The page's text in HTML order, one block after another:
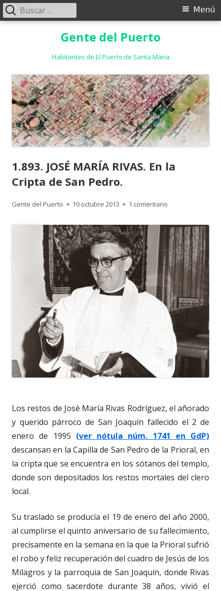
Gente del Puerto
Habitantes de El Puerto de Santa María
Menú
Menú
Buscar:
1.893. JOSÉ MARÍA RIVAS. En la
Cripta de San Pedro.
Autor
Gente del Puerto
Publicado
10 octubre 2013 1 comentario
Los restos de José María Rivas Rodríguez, el añorado
y querido párroco de San Joaquín fallecido el 2 de
enero de 1995 (ver nótula núm. 1741 en GdP)
descansan en la Capilla de San Pedro de la Prioral, en
la cripta que se encuentra en los sótanos del templo,
donde son depositados los restos mortales del clero
local.
Su traslado se producía el 19 de enero del año 2000,
al cumplirse el quinto aniversario de su fallecimiento,
precisamente en la semana en la que la Prioral sufrió
el robo y feliz recuperación del cuadro de Jesús de los
Milagros y la parroquia de San Joaquín, donde Rivas
ejerció como sacerdote durante 38 años, vivió el